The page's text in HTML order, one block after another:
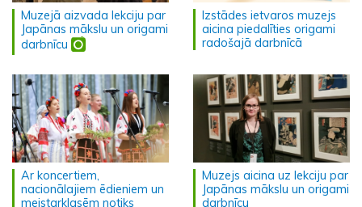
Muzejā aizvada lekciju par
Japānas mākslu un origami
darbnīcu
Izstādes ietvaros muzejs
aicina piedalīties origami
radošajā darbnīcā
Ar koncertiem,
nacionālajiem ēdieniem un
meistarklasēm notiks
Muzejs aicina uz lekciju par
Japānas mākslu un origami
darbnīcu